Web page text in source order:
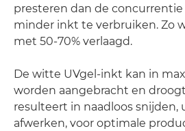
presteren dan de
minder inkt te verbruiken. Zo
met 50-70% verlaagd.
De witte UVgel-inkt kan in
worden aangebracht en
resulteert in naadloos snijden,
afwerken, voor optimale